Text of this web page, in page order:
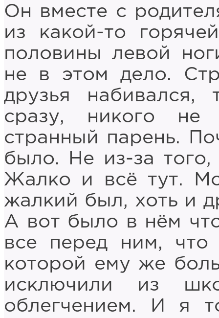
Он вместе с
из какой-то
половины левой
не в этом дело.
друзья
сразу, никого не
странный парень.
было. Не из-за того,
Жалко и всё тут.
жалкий был, хоть и
А вот было в нём
все перед ним,
которой ему же
исключили из
облегчением. И я